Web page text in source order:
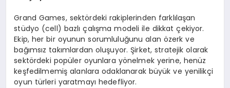
Grand Games, sektördeki rakiplerinden farklılaşan
stüdyo (cell) bazlı çalışma modeli ile dikkat çekiyor.
Ekip, her bir oyunun sorumluluğunu alan özerk ve
bağımsız takımlardan oluşuyor. Şirket, stratejik olarak
sektördeki popüler oyunlara yönelmek yerine, henüz
keşfedilmemiş alanlara odaklanarak büyük ve yenilikçi
oyun türleri yaratmayı hedefliyor.